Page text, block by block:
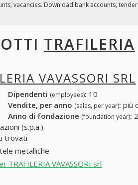
vacancies. Download bank accounts,
TRAFILERIA
VAVASSORI SRL
Dipendenti (employees): 10
Vendite, per anno (sales, per year): più
Anno di fondazione (foundation year):
(s.p.a.)
trovati
metalliche
VAVASSORI srl